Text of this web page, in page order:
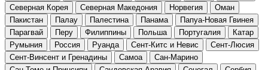
Северная Корея
Северная Македония Норвегия
Оман
Пакистан
Палау Палестина Панама
Папуа-Новая Гвинея
Парагвай
Перу Филиппины Польша Португалия
Катар
Румыния
Россия Руанда Сент-Китс и Невис
Сент-Люсия
Сент-Винсент и Гренадины
Самоа
Сан-Марино